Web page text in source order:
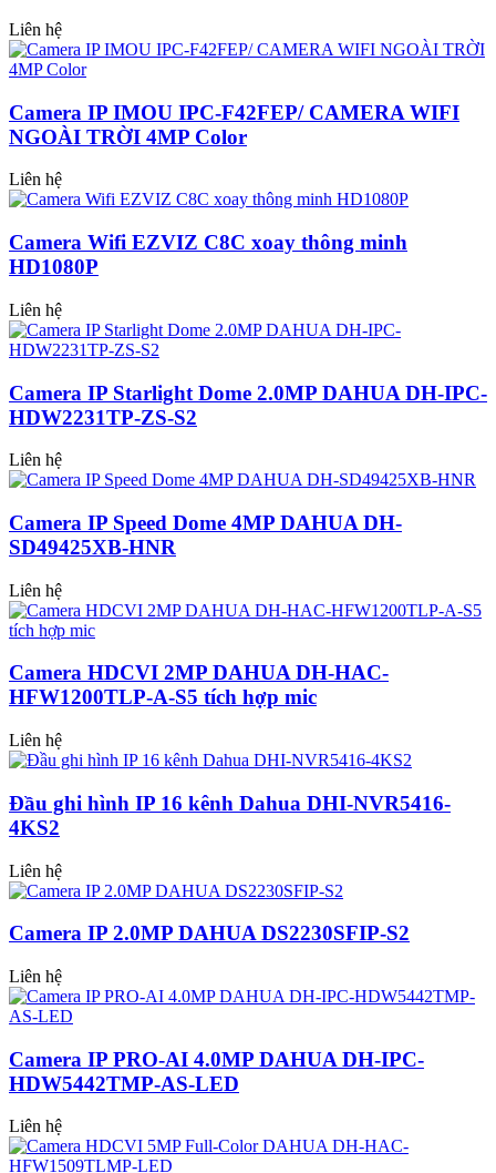
Liên hệ
Camera IP IMOU IPC-F42FEP/ CAMERA WIFI
NGOÀI TRỜI 4MP Color
Liên hệ
Camera Wifi EZVIZ C8C xoay thông minh
HD1080P
Liên hệ
Camera IP Starlight Dome 2.0MP DAHUA DH-IPC-
HDW2231TP-ZS-S2
Liên hệ
Camera IP Speed Dome 4MP DAHUA DH-
SD49425XB-HNR
Liên hệ
Camera HDCVI 2MP DAHUA DH-HAC-
HFW1200TLP-A-S5 tích hợp mic
Liên hệ
Đầu ghi hình IP 16 kênh Dahua DHI-NVR5416-
4KS2
Liên hệ
Camera IP 2.0MP DAHUA DS2230SFIP-S2
Liên hệ
Camera IP PRO-AI 4.0MP DAHUA DH-IPC-
HDW5442TMP-AS-LED
Liên hệ